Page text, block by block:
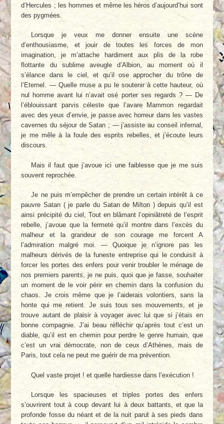
d’Hercules ; les hommes et même les héros d’aujourd’hui sont
des pygmées.
Lorsque je veux me donner ensuite une scène
d’enthousiasme, et jouir de toutes les forces de mon
imagination, je m’attache hardiment aux plis de la robe
flottante du sublime aveugle d’Albion, au moment où il
s’élance dans le ciel, et qu’il ose approcher du trône de
l’Eternel. — Quelle muse a pu le soutenir à cette hauteur, où
nul homme avant lui n’avait osé porter ses regards ? — De
l’éblouissant parvis céleste que l’avare Mammon regardait
avec des yeux d’envie, je passe avec horreur dans les vastes
cavernes du séjour de Satan ; — j’assiste au conseil infernal,
je me mêle à la foule des esprits rebelles, et j’écoute leurs
discours.
Mais il faut que j’avoue ici une faiblesse que je me suis
souvent reprochée.
Je ne puis m’empêcher de prendre un certain intérêt à ce
pauvre Satan ( je parle du Satan de Milton ) depuis qu’il est
ainsi précipité du ciel, Tout en blâmant l’opiniâtreté de l’esprit
rebelle, j’avoue que la fermeté qu’il montre dans l’excès du
malheur et la grandeur de son courage me forcent A
l’admiration malgré moi. — Quoique je n’ignore pas les
malheurs dérivés de la funeste entreprise qui le conduisit à
forcer les portes des enfers pour venir troubler le ménage de
nos premiers parents, je ne puis, quoi que je fasse, souhaiter
un moment de le voir périr en chemin dans la confusion du
chaos. Je crois même que je l’aiderais volontiers, sans la
honte qui me retient. Je suis tous ses mouvements, et je
trouve autant de plaisir à voyager avec lui que si j’étais en
bonne compagnie. J’ai beau réfléchir qu’après tout c’est un
diable, qu’il est en chemin pour perdre le genre humain, que
c’est un vrai démocrate, non de ceux d’Athènes, mais de
Paris, tout cela ne peut me guérir de ma prévention.
Quel vaste projet ! et quelle hardiesse dans l’exécution !
Lorsque les spacieuses et triples portes des enfers
s’ouvrirent tout à coup devant lui à deux battants, et que la
profonde fosse du néant et de la nuit parut à ses pieds dans